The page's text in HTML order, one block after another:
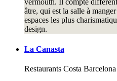
vermouth. Il compte
âtre, qui est la salle à
espaces les plus
design.
La Canasta
Restaurants Costa Barcelona